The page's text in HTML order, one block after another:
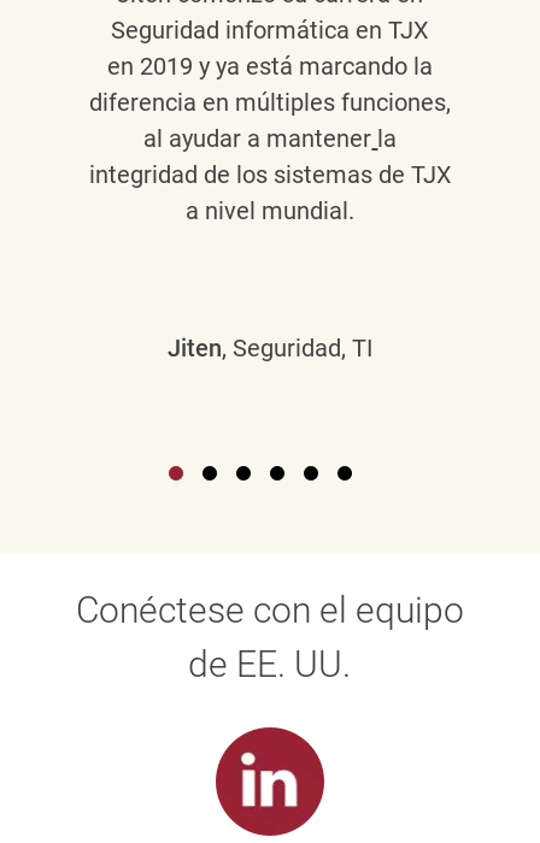
Seguridad informática en TJX
en 2019 y ya está marcando la
diferencia en múltiples funciones,
al ayudar a mantener la
integridad de los sistemas de TJX
a nivel mundial.
Jiten, Seguridad, TI
Conéctese con el equipo
de EE. UU.